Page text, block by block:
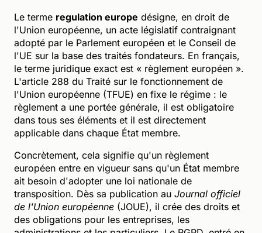
Le terme regulation europe désigne, en droit de
l'Union européenne, un acte législatif contraignant
adopté par le Parlement européen et le Conseil de
l'UE sur la base des traités fondateurs. En français,
le terme juridique exact est « règlement européen ».
L'article 288 du Traité sur le fonctionnement de
l'Union européenne (TFUE) en fixe le régime : le
règlement a une portée générale, il est obligatoire
dans tous ses éléments et il est directement
applicable dans chaque État membre.
Concrètement, cela signifie qu'un règlement
européen entre en vigueur sans qu'un État membre
ait besoin d'adopter une loi nationale de
transposition. Dès sa publication au Journal officiel
de l'Union européenne (JOUE), il crée des droits et
des obligations pour les entreprises, les